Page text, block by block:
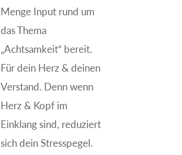
Menge Input rund um
das Thema
„Achtsamkeit“ bereit.
Für dein Herz & deinen
Verstand. Denn wenn
Herz & Kopf im
Einklang sind, reduziert
sich dein Stresspegel.